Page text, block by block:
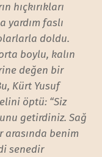
hıçkırıkları
yardım faslı
doldu.
boylu, kalın
değen bir
Kürt Yusuf
öptü: “Siz
getirdiniz. Sağ
arasında benim
senedir